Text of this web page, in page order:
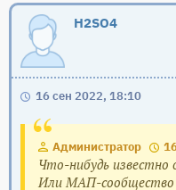
H2SO4
16 сен 2022, 18:10
Администратор
Что-нибудь
Или МАП-сообщество